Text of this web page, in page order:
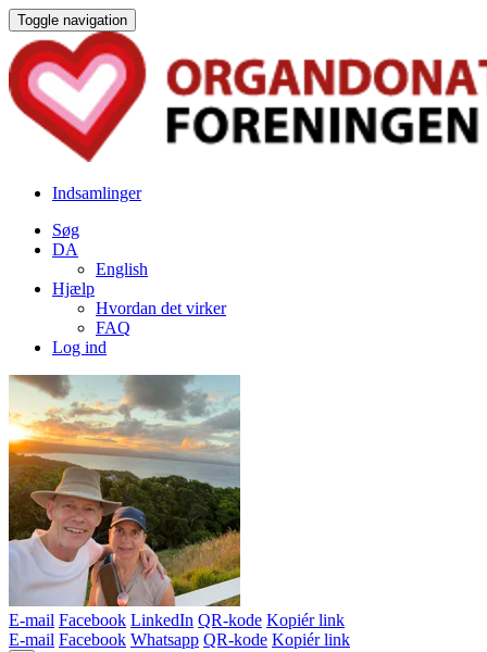
Toggle navigation
Indsamlinger
Søg
DA
English
Hjælp
Hvordan det virker
FAQ
Log ind
E-mail Facebook LinkedIn QR-kode Kopiér link
E-mail Facebook Whatsapp QR-kode Kopiér link